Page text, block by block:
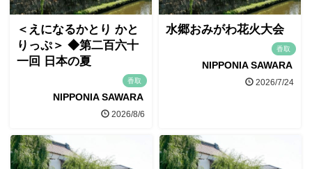
＜えになるかとり かと
りっぷ＞ ◆第二百六十
一回 日本の夏
香取
NIPPONIA SAWARA
2026/8/6
水郷おみがわ花火大会
香取
NIPPONIA SAWARA
2026/7/24